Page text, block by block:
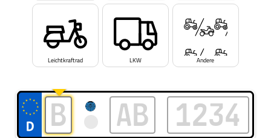
Leichtkraftrad LKW Andere